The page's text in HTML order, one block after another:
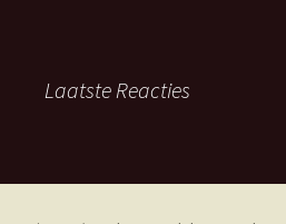
Laatste Reacties